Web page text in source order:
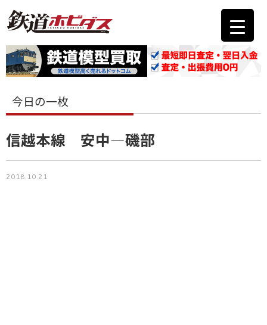
今日の一枚
信越本線 安中―磯部
2018.10.21